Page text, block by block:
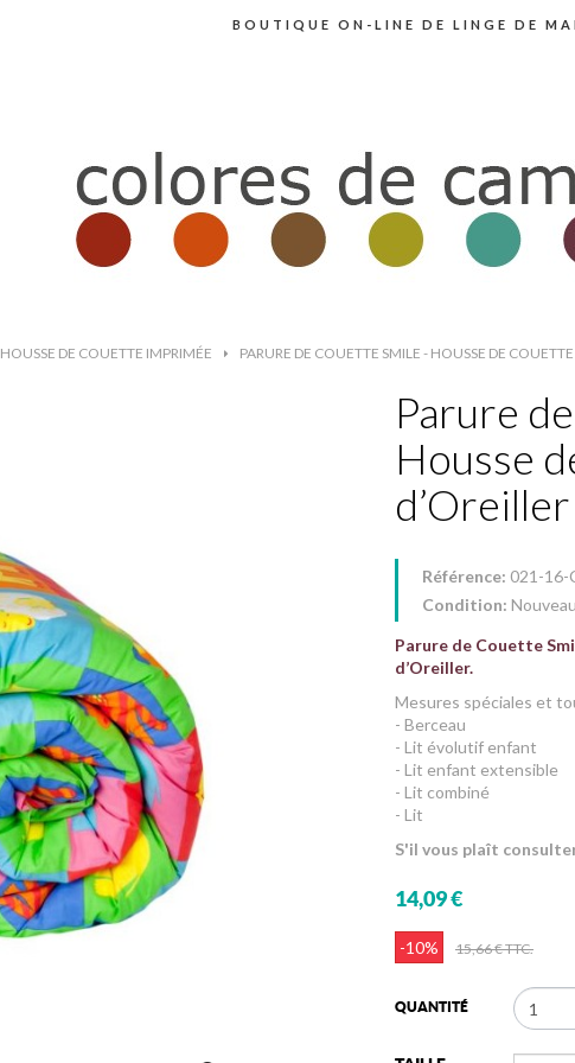
BOUTIQUE ON-LINE DE LINGE DE
HOUSSE DE COUETTE IMPRIMÉE > PARURE DE COUETTE SMILE - HOUSSE DE COUETTE
Parure
Housse
d’Oreiller
Référence: 021-16-
Condition:
Parure de Couette
d’Oreiller.
Mesures spéciales et
- Berceau
- Lit évolutif enfant
- Lit enfant extensible
- Lit combiné
- Lit
S'il vous plaît
14,09 €
-10% 15,66 €TTC.
QUANTITÉ